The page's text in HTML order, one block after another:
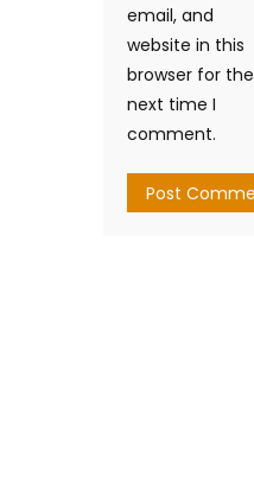
email, and
website in this
browser for the
next time I
comment.